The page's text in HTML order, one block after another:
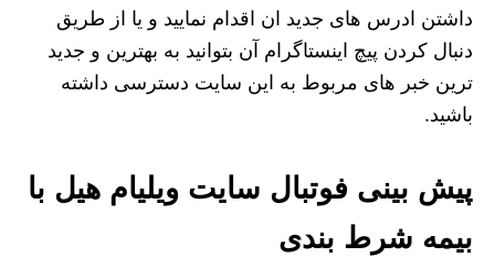
داشتن ادرس های جدید ان اقدام نمایید و یا از طریق
دنبال کردن پیچ اینستاگرام آن بتوانید به بهترین و جدید
ترین خبر های مربوط به این سایت دسترسی داشته
باشید.
پیش بینی فوتبال سایت ویلیام هیل با
بیمه شرط بندی